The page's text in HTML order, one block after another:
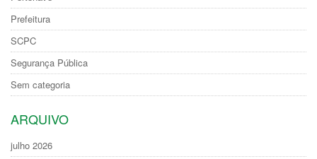
Prefeitura
SCPC
Segurança Pública
Sem categoria
ARQUIVO
julho 2026